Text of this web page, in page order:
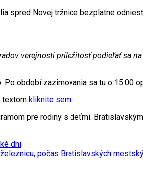
spred Novej tržnice bezplatne
verejnosti príležitosť podieľať sa
Po období zazimovania sa tu o 15:00
textom kliknite sem
pre rodiny s deťmi.
dni
počas Bratislavských